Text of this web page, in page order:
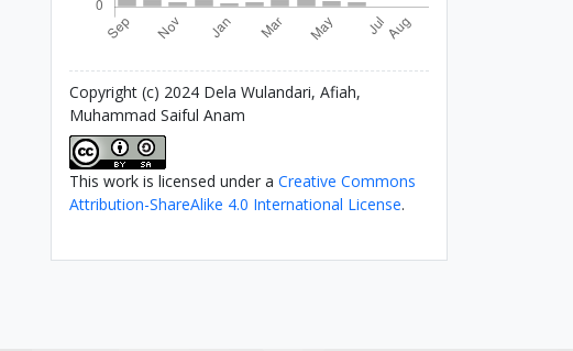
Copyright (c) 2024 Dela Wulandari, Afiah,
Muhammad Saiful Anam
This work is licensed under a Creative Commons
Attribution-ShareAlike 4.0 International License.